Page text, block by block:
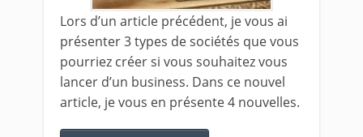
Lors d’un article précédent, je vous ai
présenter 3 types de sociétés que vous
pourriez créer si vous souhaitez vous
lancer d’un business. Dans ce nouvel
article, je vous en présente 4 nouvelles.